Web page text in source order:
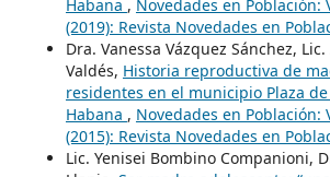
Habana , Novedades en Población:
(2019): Revista Novedades en
Dra. Vanessa Vázquez Sánchez,
Valdés, Historia reproductiva de
residentes en el municipio Plaza
Habana , Novedades en Población:
(2015): Revista Novedades en
Lic. Yenisei Bombino Companioni,